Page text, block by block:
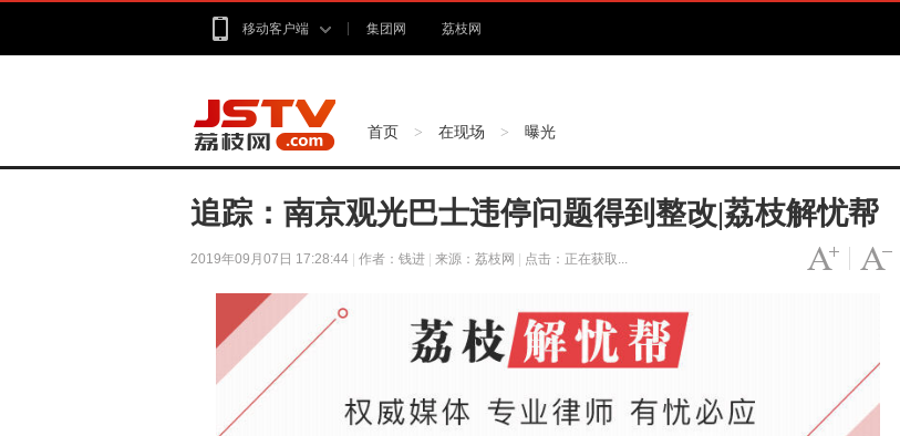
移动客户端 集团网 荔枝网
首页 > 在现场 > 曝光
追踪：南京观光巴士违停问题得到整改|荔枝解忧帮
2019年09月07日 17:28:44 作者：钱进 来源：荔枝网 点击： 正在获取... 字号变小